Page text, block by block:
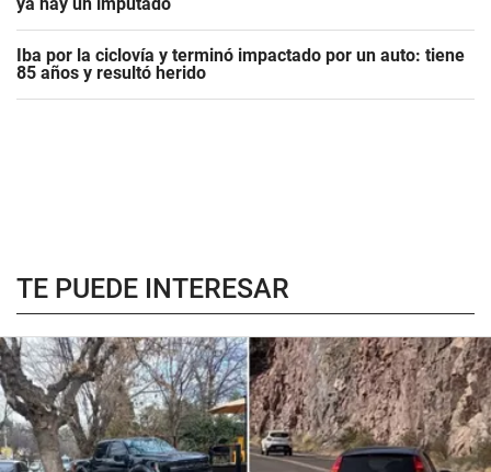
Iba por la ciclovía y terminó impactado por un auto: tiene
85 años y resultó herido
TE PUEDE INTERESAR